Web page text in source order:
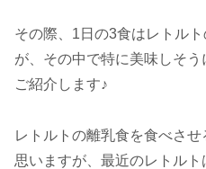
その際、1日の3食はレトル
が、その中で特に美味しそ
ご紹介します♪
レトルトの離乳食を食べさ
思いますが、最近のレトル